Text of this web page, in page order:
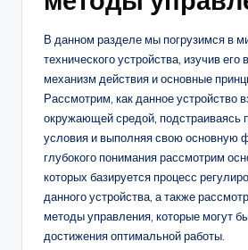
В данном разделе мы погрузимся в
технического устройства, изучив его
механизм действия и основные
Рассмотрим, как данное устройство
окружающей средой, подстраиваясь
условия и выполняя свою основную
глубокого понимания рассмотрим
которых базируется процесс
данного устройства, а также
методы управления, которые могут
достижения оптимальной работы.